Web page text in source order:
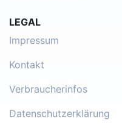
LEGAL
Impressum
Kontakt
Verbraucherinfos
Datenschutzerklärung